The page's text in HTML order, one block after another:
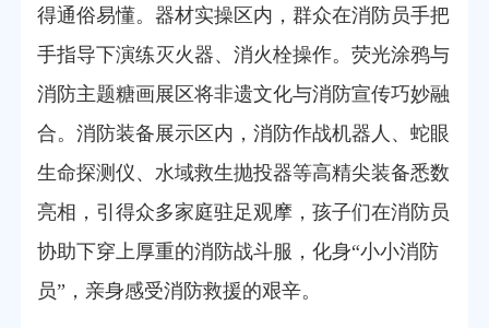
得通俗易懂。器材实操区内，群众在消防员手把
手指导下演练灭火器、消火栓操作。荧光涂鸦与
消防主题糖画展区将非遗文化与消防宣传巧妙融
合。消防装备展示区内，消防作战机器人、蛇眼
生命探测仪、水域救生抛投器等高精尖装备悉数
亮相，引得众多家庭驻足观摩，孩子们在消防员
协助下穿上厚重的消防战斗服，化身“小小消防
员”，亲身感受消防救援的艰辛。